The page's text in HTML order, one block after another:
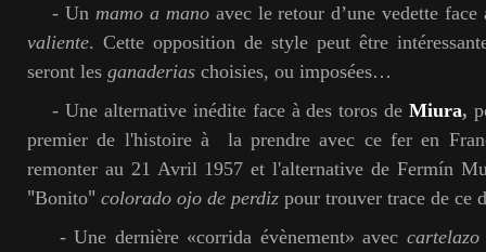
- Un mamo a manoavec le retour d’une vedette
valiente. Cette opposition de style peut être
seront les ganaderias choisies, ou imposées…
- Une alternative inédite face à des toros de Miura,
premier de l'histoire à la prendre avec ce fer en
remonter au 21 Avril 1957 et l'alternative de Fermín
"Bonito" colorado ojo de perdiz pour trouver trace de ce
- Une dernière «corrida évènement» avec